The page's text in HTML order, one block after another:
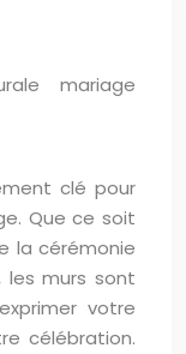
clé pour
Que ce soit
la cérémonie
murs sont
votre
célébration.